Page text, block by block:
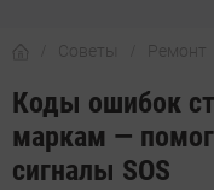
Советы Ремонт
Коды ошибок
маркам —
сигналы SOS